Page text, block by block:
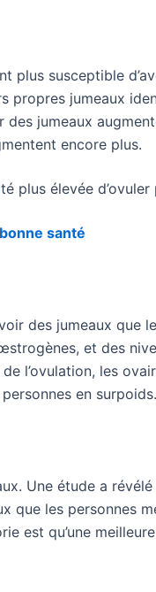
plus susceptible
propres jumeaux
jumeaux
encore plus.
élevée d’ovuler
santé
des jumeaux que
et des
l’ovulation, les
en surpoids.
Une étude a
que les personnes
est qu’une